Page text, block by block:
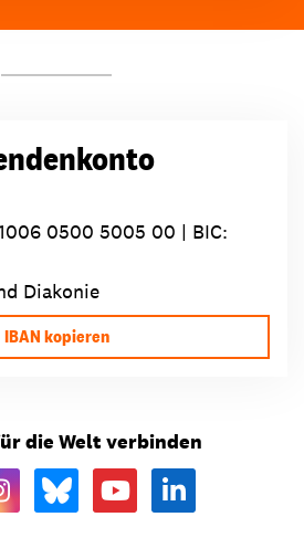
0500 5005 00 | BIC:
Diakonie
IBAN kopieren
die Welt verbinden